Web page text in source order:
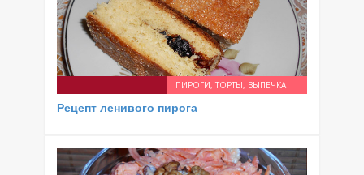
ПИРОГИ, ТОРТЫ, ВЫПЕЧКА
Рецепт ленивого пирога